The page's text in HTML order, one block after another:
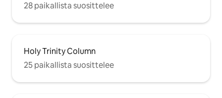
28 paikallista suosittelee
Holy Trinity Column
25 paikallista suosittelee